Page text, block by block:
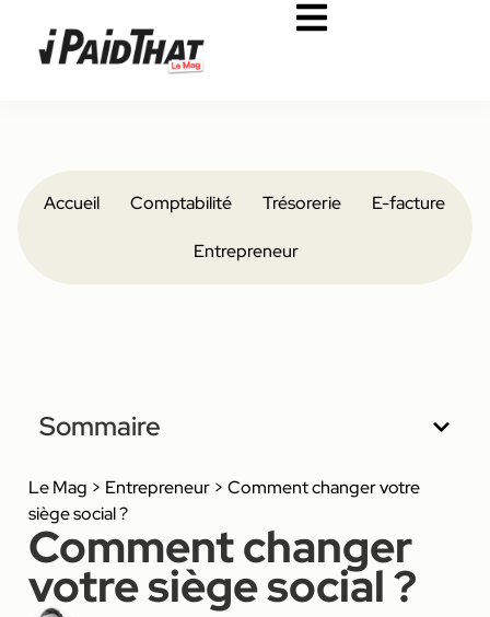
Accueil Comptabilité Trésorerie E-facture
Entrepreneur
Sommaire
Le Mag > Entrepreneur > Comment changer votre
siège social ?
Comment changer
votre siège social ?